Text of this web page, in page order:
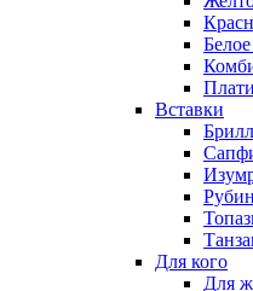
Вставки
Для кого
Для